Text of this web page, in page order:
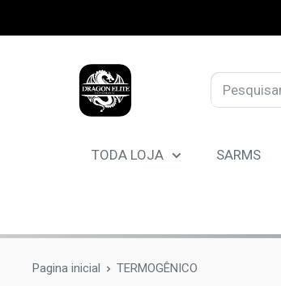
TODA LOJA SARMS
Pagina inicial TERMOGÊNICO